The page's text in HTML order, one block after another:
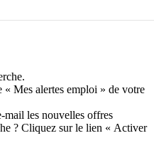
Mes alertes emploi » de votre
mail les nouvelles offres
? Cliquez sur le lien « Activer